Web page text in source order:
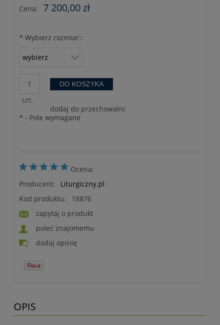
Cena: 7 200,00 zł
* Wybierz rozmiar::
szt.
DO KOSZYKA
dodaj do przechowalni
* - Pole wymagane
Ocena:
Producent:
Liturgiczny.pl
Kod produktu:
18876
zapytaj o produkt
poleć znajomemu
dodaj opinię
OPIS